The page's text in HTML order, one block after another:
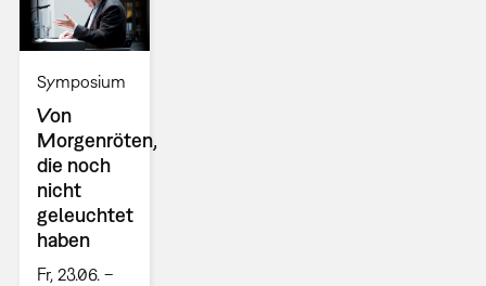
Symposium
Von
Morgenröten,
die noch
nicht
geleuchtet
haben
Fr, 23.06. –